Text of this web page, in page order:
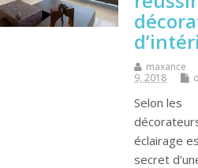
maxance
9, 2018
Selon les
éclairage
secret